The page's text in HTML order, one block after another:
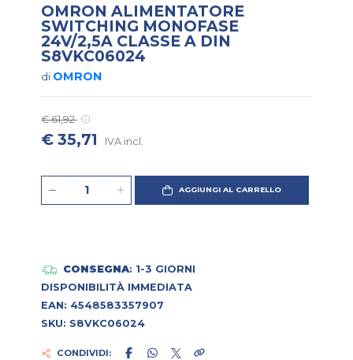
OMRON ALIMENTATORE
SWITCHING MONOFASE
24V/2,5A CLASSE A DIN
S8VKC06024
di OMRON
€ 61,92
€ 35,71 IVA incl.
AGGIUNGI AL CARRELLO
CONSEGNA: 1-3 GIORNI
DISPONIBILITÀ IMMEDIATA
EAN: 4548583357907
SKU: S8VKC06024
CONDIVIDI: